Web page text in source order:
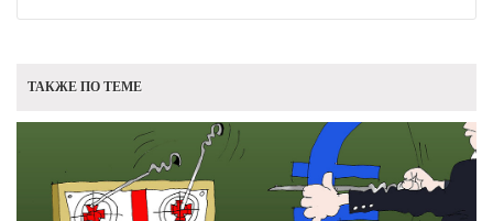
ТАКЖЕ ПО ТЕМЕ